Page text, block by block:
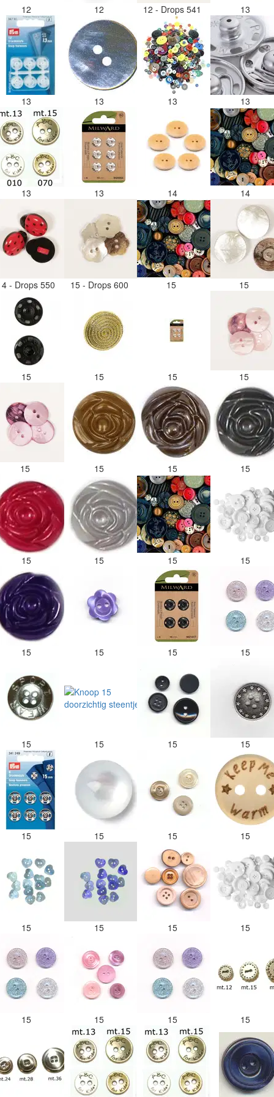
12 12 12 - Drops 541 13
13 13 13 13
13 13 14 14
- Drops 550 15 - Drops 600 15 15
15 15 15 15
15 15 15 15
15 15 15 15
15 15 15 15
15 15 15 15
15 15 15 15
15 15 15 15
15 15 15 15